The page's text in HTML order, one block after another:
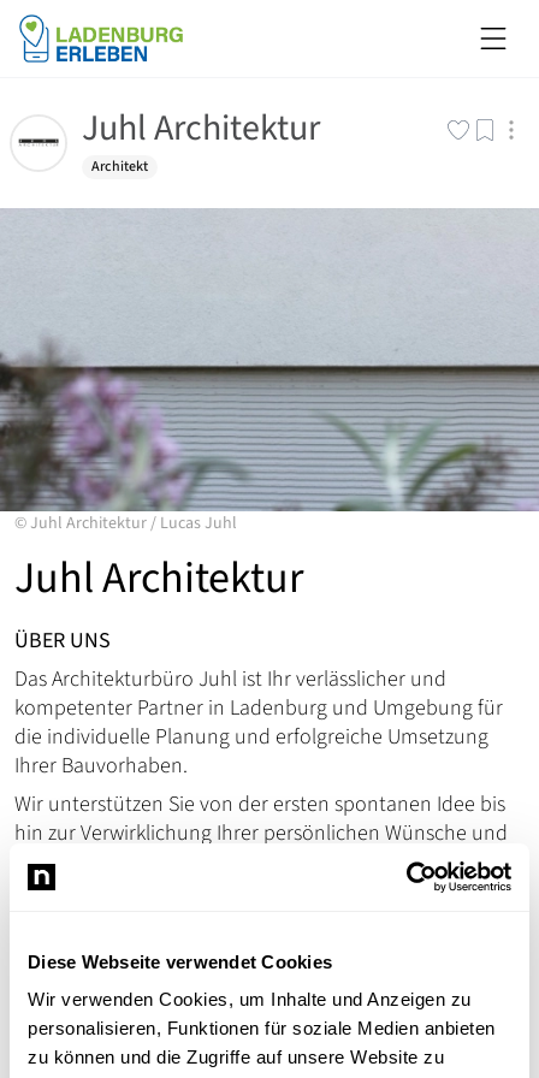
Diese Webseite verwendet Cookies
Wir verwenden Cookies, um Inhalte und Anzeigen zu
personalisieren, Funktionen für soziale Medien anbieten
zu können und die Zugriffe auf unsere Website zu
Juhl Architektur
Architekt
© Juhl Architektur/ Lucas Juhl
Juhl Architektur
ÜBER UNS
Das Architekturbüro Juhl ist Ihr verlässlicher und
kompetenter Partner in Ladenburg und Umgebung für
die individuelle Planung und erfolgreiche Umsetzung
Ihrer Bauvorhaben.
Wir unterstützen Sie von der ersten spontanen Idee bis
hin zur Verwirklichung Ihrer persönlichen Wünsche und
Vorstellungen. Hierbei verstehen wir uns nicht nur als
Architekt an der Seite unserer Bauherren, sondern
Belangen beratend zur Seite steht und unterstützt, wenn
Sie um einen Rat dankbar sind. Transparenz ist uns
wichtig, Vertrauen eine Voraussetzung und
Verlässlichkeit eine Selbstverständlichkeit.